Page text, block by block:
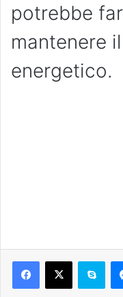
potrebbe
mantenere
energetico.